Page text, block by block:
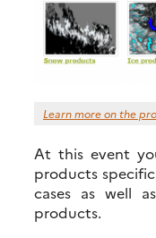
Learn more on the
At this event
products
cases as well
products.